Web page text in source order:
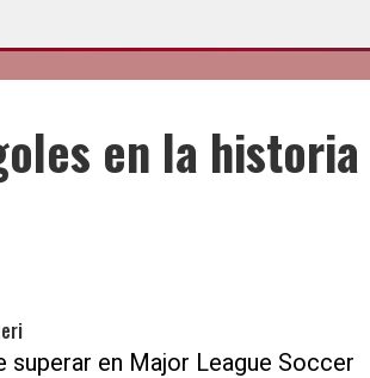
en la historia
en Major League Soccer